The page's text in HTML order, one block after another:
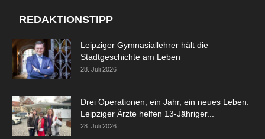
REDAKTIONSTIPP
Leipziger Gymnasiallehrer hält die
Stadtgeschichte am Leben
28. Juli 2026
Drei Operationen, ein Jahr, ein neues Leben:
Leipziger Ärzte helfen 13-Jähriger...
28. Juli 2026